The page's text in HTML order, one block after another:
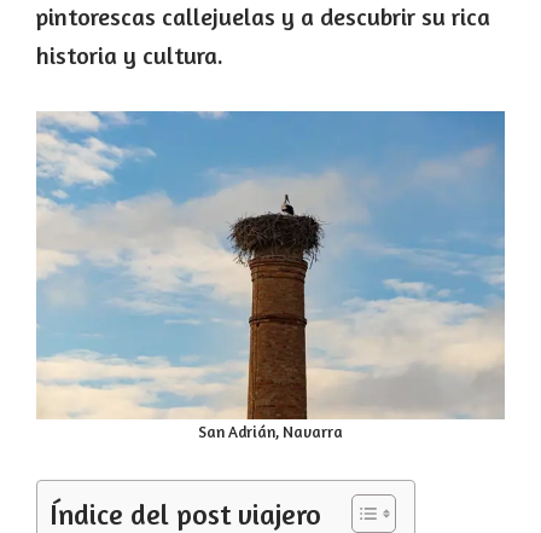
pintorescas callejuelas y a descubrir su rica
historia y cultura.
San Adrián, Navarra
Índice del post viajero